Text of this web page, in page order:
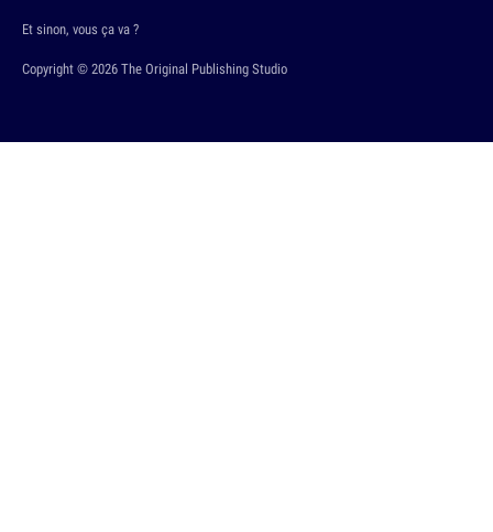
Copyright © 2026 The Original Publishing Studio
Et sinon, vous ça va ?